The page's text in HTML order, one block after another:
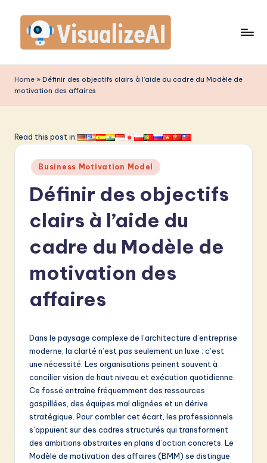
content
is
u
li
A
L
Home » Définir des objectifs clairs à l’aide du cadre du Modèle de
motivation des affaires
Read this post in:
Posted
in
Business Motivation Model
Définir des objectifs
clairs à l’aide du
cadre du Modèle de
motivation des
affaires
Dans le paysage complexe de l’architecture d’entreprise
moderne, la clarté n’est pas seulement un luxe ; c’est
une nécessité. Les organisations peinent souvent à
concilier vision de haut niveau et exécution quotidienne.
Ce fossé entraîne fréquemment des ressources
gaspillées, des équipes mal alignées et un dérive
stratégique. Pour combler cet écart, les professionnels
s’appuient sur des cadres structurés qui transforment
des ambitions abstraites en plans d’action concrets. Le
Modèle de motivation des affaires (BMM) se distingue